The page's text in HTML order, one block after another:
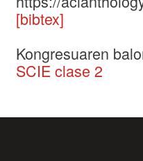
[bibtex]
Kongresuaren
SCIE clase 2